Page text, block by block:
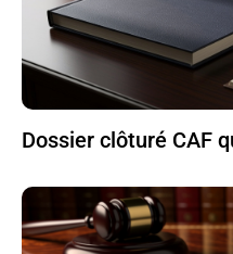
Dossier clôturé CAF